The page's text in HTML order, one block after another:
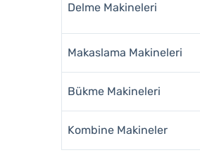
Delme Makineleri
Makaslama Makineleri
Bükme Makineleri
Kombine Makineler